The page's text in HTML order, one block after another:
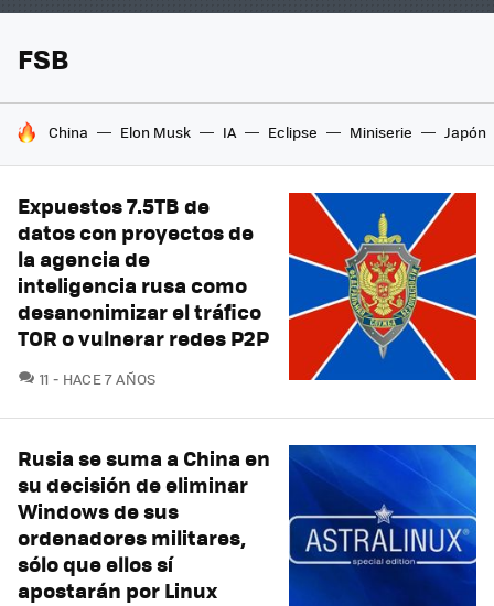
FSB
HOY SE HABLA DE
China Elon Musk IA Eclipse Miniserie Japón
Expuestos 7.5TB de
datos con proyectos de
la agencia de
inteligencia rusa como
desanonimizar el tráfico
TOR o vulnerar redes P2P
11 COMENTARIOS
HACE 7 AÑOS
Rusia se suma a China en
su decisión de eliminar
Windows de sus
ordenadores militares,
sólo que ellos sí
apostarán por Linux